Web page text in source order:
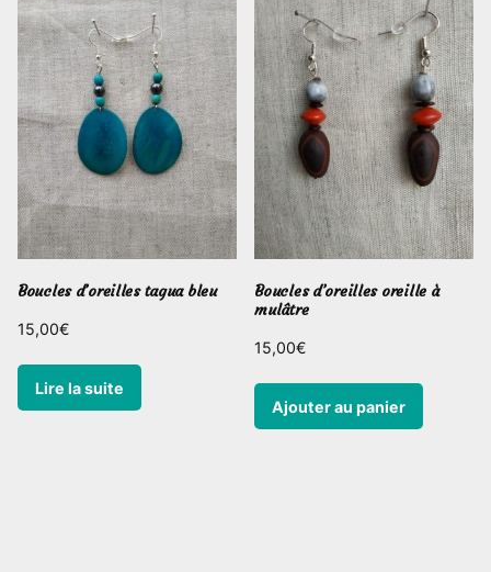
Boucles d’oreilles tagua bleu
15,00€
Lire la suite
Boucles d’oreilles oreille à
mulâtre
15,00€
Ajouter au panier